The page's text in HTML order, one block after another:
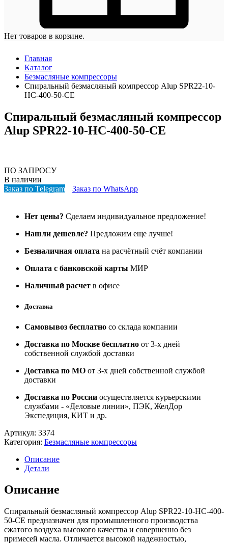
Нет товаров в корзине.
Главная
Каталог
Безмасляные компрессоры
Спиральный безмасляный компрессор Alup SPR22-10-
HC-400-50-CE
Спиральный безмасляный компрессор
Alup SPR22-10-HC-400-50-CE
ПО ЗАПРОСУ
В наличии
Заказ по Telegram
Заказ по WhatsApp
Нет цены? Сделаем индивидуальное предложение!
Нашли дешевле? Предложим еще лучше!
Безналичная оплата на расчётный счёт компании
Оплата с банковской карты МИР
Наличный расчет в офисе
Доставка
Самовывоз бесплатно со склада компании
Доставка по Москве бесплатно от 3-х дней
собственной службой доставки
Доставка по МО от 3-х дней собственной службой
доставки
Доставка по России осуществляется курьерскими
службами - «Деловые линии», ПЭК, ЖелДор
Экспедиция, КИТ и др.
Артикул: 3374
Категория: Безмасляные компрессоры
Описание
Детали
Описание
Спиральный безмасляный компрессор Alup SPR22-10-HC-400-
50-CE предназначен для промышленного производства
сжатого воздуха высокого качества и совершенно без
примесей масла. Отличается высокой надежностью,